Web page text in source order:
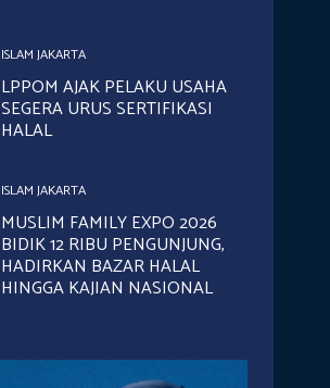
ISLAM JAKARTA
LPPOM AJAK PELAKU USAHA
SEGERA URUS SERTIFIKASI
HALAL
ISLAM JAKARTA
MUSLIM FAMILY EXPO 2026
BIDIK 12 RIBU PENGUNJUNG,
HADIRKAN BAZAR HALAL
HINGGA KAJIAN NASIONAL